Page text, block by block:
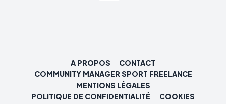
PIONNIÈRE
DE
L’INNOVATION
DANS
A PROPOS
CONTACT
COMMUNITY MANAGER SPORT FREELANCE
MENTIONS LÉGALES
POLITIQUE DE CONFIDENTIALITÉ
COOKIES